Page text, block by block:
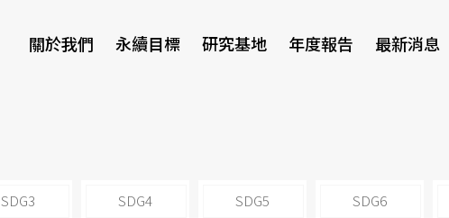
關於我們 永續目標 研究基地 年度報告 最新消息
SDG3 SDG4 SDG5 SDG6